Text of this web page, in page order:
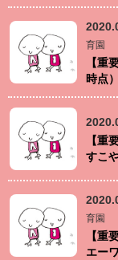
育園
【重
時点
【重
すこ
育園
【重
エー